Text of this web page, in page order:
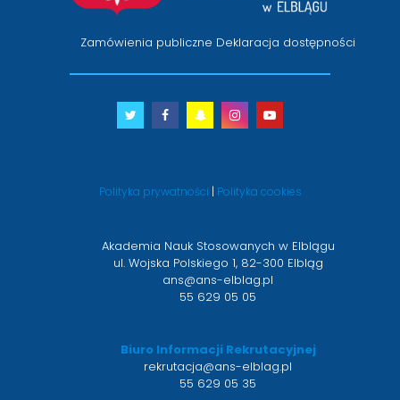
Zamówienia publiczne Deklaracja dostępności
Twitter
otwiera
nowym
Facebook
otwiera
nowym
Snapchat
otwiera
nowym
Instagram
otwiera
nowym
Youtube
otwiera
nowym
Polityka prywatności | Polityka cookies
Akademia Nauk Stosowanych w Elblągu
ul. Wojska Polskiego 1, 82-300 Elbląg
ans@ans-elblag.pl
55 629 05 05
Biuro Informacji Rekrutacyjnej
rekrutacja@ans-elblag.pl
55 629 05 35